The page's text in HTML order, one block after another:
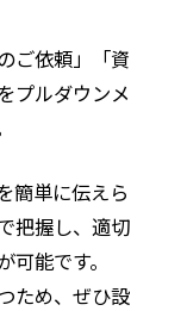
ご依頼」「資
プルダウンメ
簡単に伝えら
把握し、適切
能です。
ため、ぜひ設